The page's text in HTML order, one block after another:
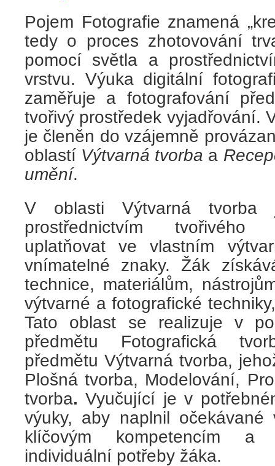
Pojem Fotografie znamená
tedy o proces zhotovování
pomocí světla a
vrstvu. Výuka digitální
zaměřuje a fotografování
tvořivý prostředek vyjadřování.
je členěn do vzájemně
oblastí Výtvarná tvorba a
umění.
V oblasti Výtvarná tvorba
prostřednictvím tvořivého
uplatňovat ve vlastním
vnímatelné znaky. Žák
technice, materiálům,
výtvarné a fotografické
Tato oblast se realizuje v
předmětu Fotografická
předmětu Výtvarná tvorba,
Plošná tvorba, Modelování,
tvorba.Vyučující je v
výuky, aby naplnil očekávané
klíčovým kompetencím a
individuální potřeby žáka.